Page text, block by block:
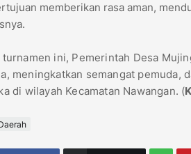
memberikan rasa aman,
ini, Pemerintah Desa
meningkatkan semangat pemuda,
di wilayah Kecamatan Nawangan. (